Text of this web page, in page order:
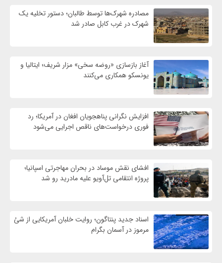
مصادره شهرک‌ها توسط طالبان؛ دستور تخلیه یک
شهرک در غرب کابل صادر شد
آغاز بازسازی «روضه سخی» مزار شریف؛ ایتالیا و
یونسکو همکاری می‌کنند
افزایش نگرانی پناهجویان افغان در آمریکا؛ رد
فوری درخواست‌های ناقص اجرایی می‌شود
افشای نقش موساد در بحران مهاجرتی اسپانیا؛
پروژه انتقامی تل‌آویو علیه مادرید رو شد
اسناد جدید پنتاگون؛ روایت خلبان آمریکایی از شئ
مرموز در آسمان بگرام